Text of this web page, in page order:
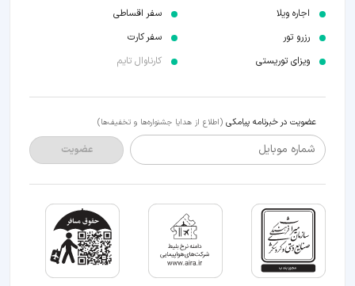
اجاره ویلا
رزرو تور
ویزای توریستی
سفر اقساطی
سفر کارت
کارناوال تایم
عضویت در خبرنامه پیامکی (اطلاع از هدایا جشنواره‌ها و تخفیف‌ها)
شماره موبایل عضویت